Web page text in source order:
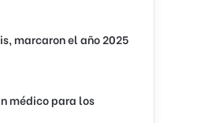
marcaron el año 2025
médico para los